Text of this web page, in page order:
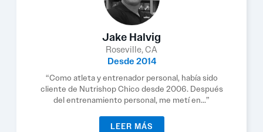
Jake Halvig
Roseville, CA
Desde 2014
“Como atleta y entrenador personal, había sido
cliente de Nutrishop Chico desde 2006. Después
del entrenamiento personal, me metí en...”
LEER MÁS